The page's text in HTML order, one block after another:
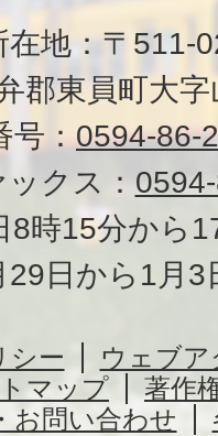
在地：〒
郡東員町大
号： 0594-86-
クス：
8時15分から
29日から1月3
シー
ウェブ
マップ
著作
お問い合わせ